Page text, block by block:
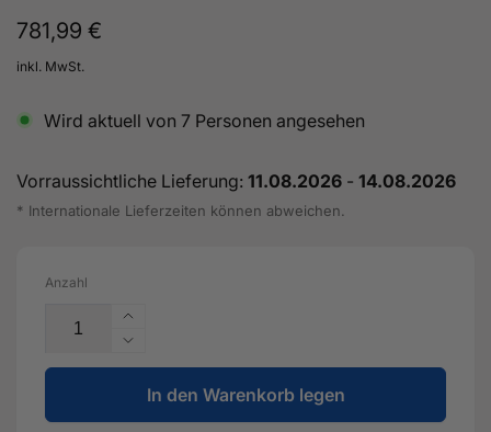
Normaler
Preis
781,99 €
inkl. MwSt.
Wird aktuell von 7 Personen angesehen
Vorraussichtliche Lieferung: 11.08.2026 - 14.08.2026
* Internationale Lieferzeiten können abweichen.
Anzahl
Erhöhe
die
Menge
für
Einstellbarer
Verringere
die
Menge
für
In den Warenkorb legen